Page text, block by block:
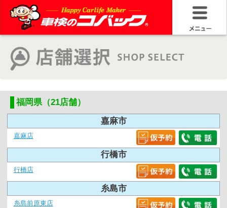
福岡県（21店舗）
嘉麻市
嘉麻店
行橋市
行橋店
糸島市
糸島前原東店